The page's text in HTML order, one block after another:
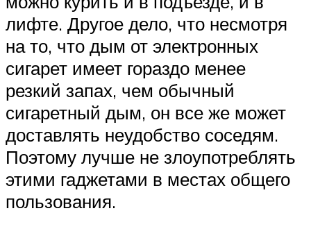
лифте. Другое дело, что несмотря
на то, что дым от электронных
сигарет имеет гораздо менее
резкий запах, чем обычный
сигаретный дым, он все же может
доставлять неудобство соседям.
Поэтому лучше не злоупотреблять
этими гаджетами в местах общего
пользования.